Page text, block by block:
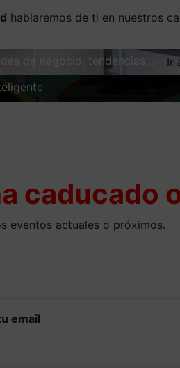
hablaremos de ti en nuestros
de negocio, tendencias…
Ir
caducado
eventos actuales o próximos.
email